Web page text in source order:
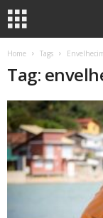
Home Tags
Tag: